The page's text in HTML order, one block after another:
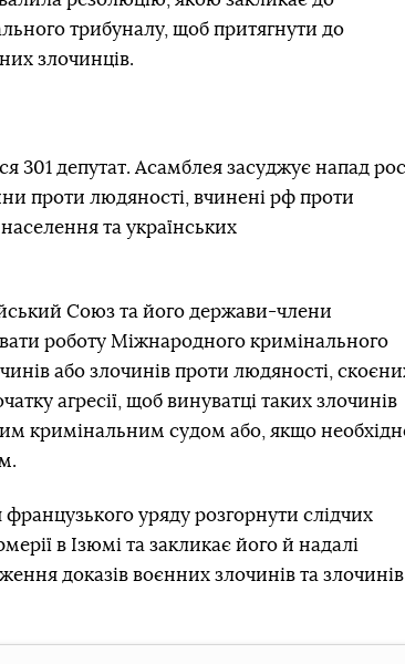
трибуналу, щоб притягнути до
злочинців.
301 депутат. Асамблея засуджує напад
проти людяності, вчинені рф проти
та українських
Союз та його держави-члени
роботу Міжнародного кримінального
або злочинів проти людяності,
агресії, щоб винуватці таких злочинів
кримінальним судом або, якщо
уряду розгорнути слідчих
в Ізюмі та закликає його й надалі
доказів воєнних злочинів та злочинів